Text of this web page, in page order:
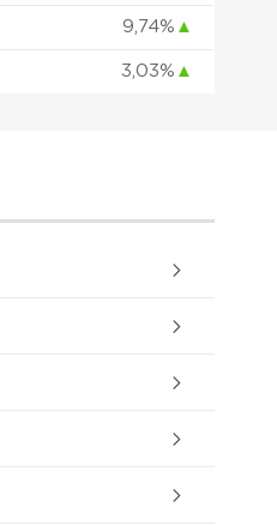
9,74% ▲
3,03% ▲